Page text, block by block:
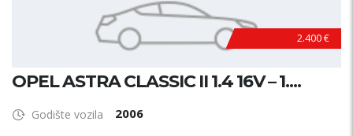
2.400 €
OPEL ASTRA CLASSIC II 1.4 16V – 1....
Godište vozila 2006